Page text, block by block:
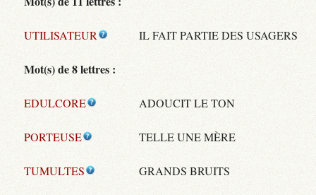
UTILISATEUR IL FAIT PARTIE DES USAGERS
Mot(s) de 8 lettres :
EDULCORE ADOUCIT LE TON
PORTEUSE TELLE UNE MÈRE
TUMULTES GRANDS BRUITS